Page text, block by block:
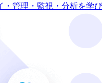
管理・監視・分析を学び